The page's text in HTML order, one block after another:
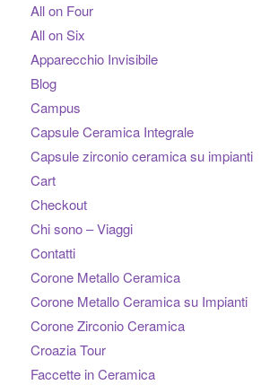
All on Four
All on Six
Apparecchio Invisibile
Blog
Campus
Capsule Ceramica Integrale
Capsule zirconio ceramica su impianti
Cart
Checkout
Chi sono – Viaggi
Contatti
Corone Metallo Ceramica
Corone Metallo Ceramica su Impianti
Corone Zirconio Ceramica
Croazia Tour
Faccette in Ceramica